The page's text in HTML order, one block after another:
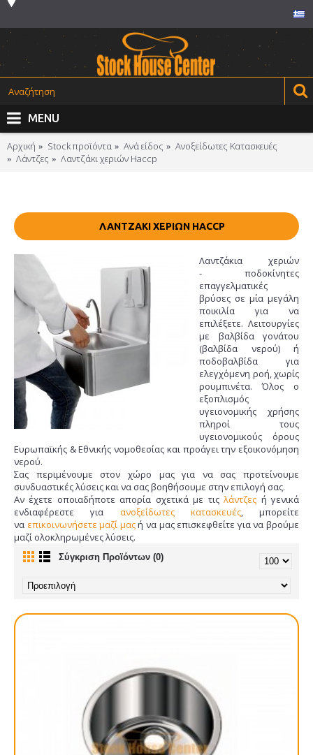
MENU
Αρχική Stock προϊόντα Ανά είδος
Ανοξείδωτες Kατασκευές
Λάντζες
Λαντζάκι χεριών Haccp
ΛΑΝΤΖΆΚΙ ΧΕΡΙΏΝ HACCP
Λαντζάκια χεριών
- ποδοκίνητες
επαγγελματικές
βρύσες σε μία μεγάλη
ποικιλία για να
επιλέξετε. Λειτουργίες
με βαλβίδα γονάτου
(βαλβίδα νερού) ή
ποδοβαλβίδα για
ελεγχόμενη ροή, χωρίς
ρουμπινέτα. Όλος ο
εξοπλισμός
υγειονομικής χρήσης
πληροί τους
υγειονομικούς όρους
Ευρωπαϊκής & Εθνικής νομοθεσίας και προάγει την εξοικονόμηση
νερού.
Σας περιμένουμε στον χώρο μας για να σας προτείνουμε
συνδυαστικές λύσεις και να σας βοηθήσουμε στην επιλογή σας.
Αν έχετε οποιαδήποτε απορία σχετικά με τιςλάντζες ή γενικά
ενδιαφέρεστε για ανοξείδωτες κατασκευές, μπορείτε
να επικοινωνήσετε μαζί μαςή να μας επισκεφθείτε για να βρούμε
μαζί ολοκληρωμένες λύσεις.
Σύγκριση Προϊόντων (0)